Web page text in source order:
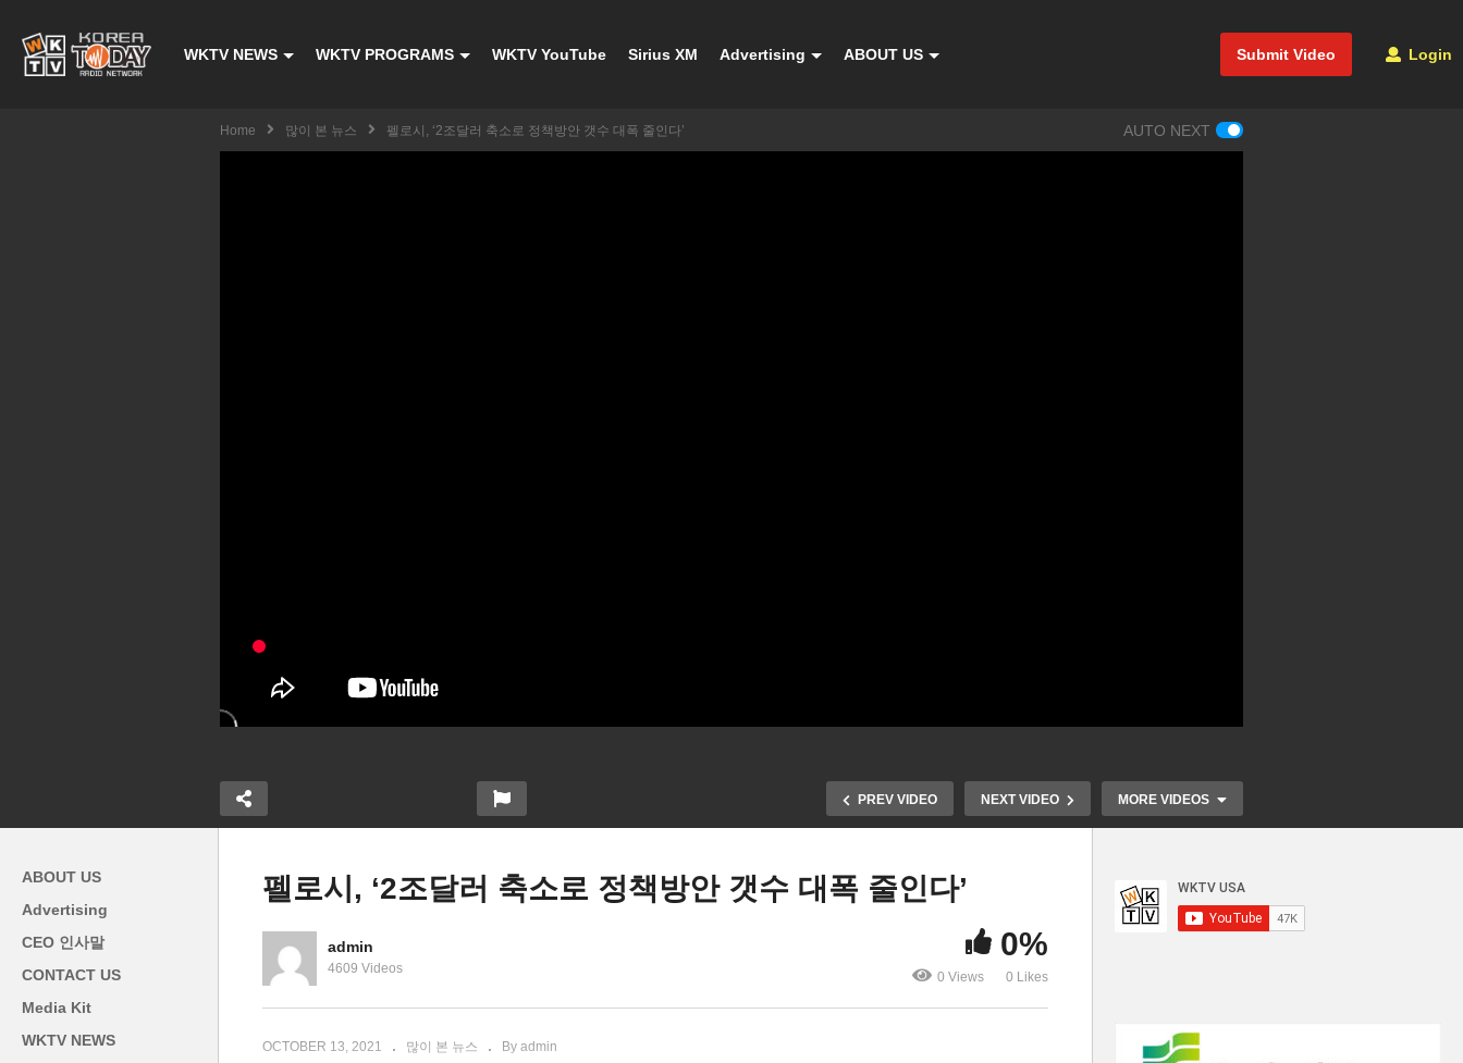
Submit Video Login
WKTV NEWS WKTV PROGRAMS WKTV YouTube Sirius XM Advertising ABOUT US
Home 많이 본 뉴스 펠로시, ‘2조달러 축소로 정책방안 갯수 대폭 줄인다’ AUTO NEXT
PREV VIDEO NEXT VIDEO MORE VIDEOS
미국 모기지 상환유예 끝나자
주택차압 급증 비상
미국 고용냉각에도 11월 채권
ABOUT US
Advertising
CEO 인사말
CONTACT US
Media Kit
WKTV NEWS
펠로시, ‘2조달러 축소로 정책방안 갯수 대폭 줄인다’
admin
4609 Videos
0%
0 Views 0 Likes
OCTOBER 13, 2021 많이 본 뉴스 By admin